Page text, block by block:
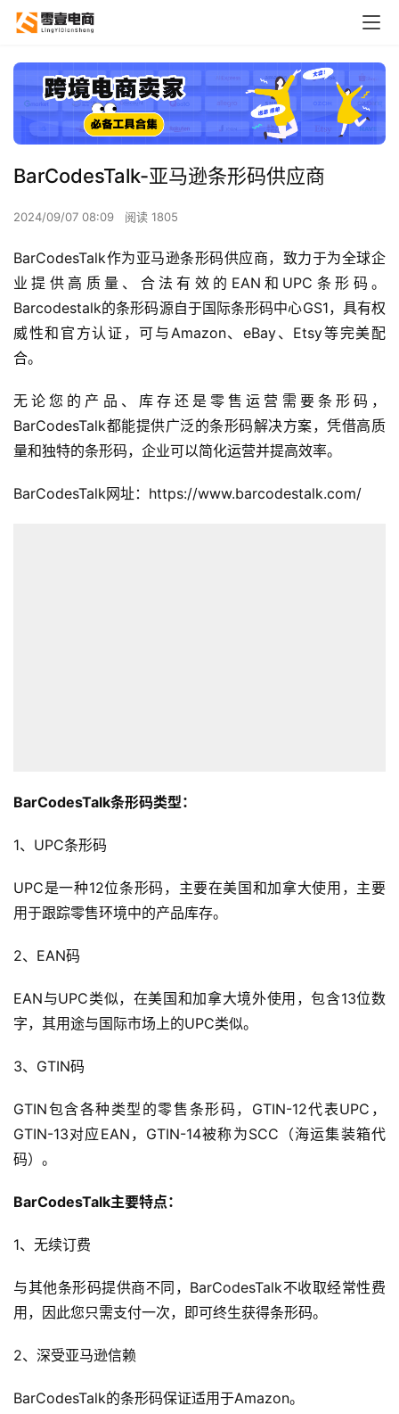
首
球
BarCodesTalk-亚马逊条形码供应商
2024/09/07 08:09 阅读 1805
BarCodesTalk作为亚马逊条形码供应商，致力于为全球企
业提供高质量、合法有效的EAN和UPC条形码。
Barcodestalk的条形码源自于国际条形码中心GS1，具有权
威性和官方认证，可与Amazon、eBay、Etsy等完美配
合。
无论您的产品、库存还是零售运营需要条形码，
BarCodesTalk都能提供广泛的条形码解决方案，凭借高质
量和独特的条形码，企业可以简化运营并提高效率。
BarCodesTalk网址：https://www.barcodestalk.com/
BarCodesTalk条形码类型：
1、UPC条形码
UPC是一种12位条形码，主要在美国和加拿大使用，主要
用于跟踪零售环境中的产品库存。
2、EAN码
EAN与UPC类似，在美国和加拿大境外使用，包含13位数
字，其用途与国际市场上的UPC类似。
3、GTIN码
GTIN包含各种类型的零售条形码，GTIN-12代表UPC，
GTIN-13对应EAN，GTIN-14被称为SCC（海运集装箱代
码）。
BarCodesTalk主要特点：
1、无续订费
与其他条形码提供商不同，BarCodesTalk不收取经常性费
用，因此您只需支付一次，即可终生获得条形码。
2、深受亚马逊信赖
BarCodesTalk的条形码保证适用于Amazon。